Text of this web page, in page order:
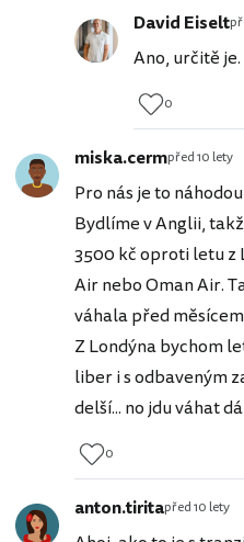
David Eiselt
Ano, určitě je.
0
miska.cermpřed 10 lety
Pro nás je to
Bydlíme v Anglii,
3500 kč oproti letu z
Air nebo Oman Air.
váhala před
Z Londýna bychom
liber i s odbaveným
delší... no jdu váhat
0
anton.tiritapřed 10 lety